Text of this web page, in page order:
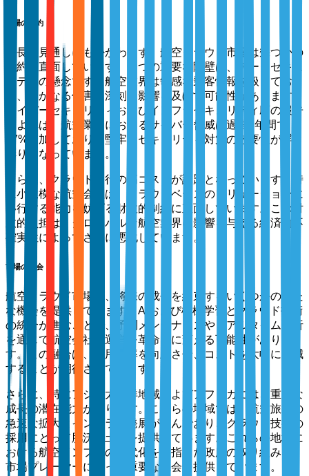
市場の制約
成長の見通しにもかかわらず、航空クラウド市場は幾つかの
制約に直面しています。一つの重要な障壁は、データセキュ
リティの懸念です。航空業界は敏感な乗客情報を扱ってお
り、いかなる侵害も深刻な影響を及ぼす可能性があります。
サイバーセキュリティおよびインフラセキュリティ庁の報告
によれば、航空業界におけるサイバー脅威は過去2年間で
27%増加しており、堅牢なセキュリティ対策の必要性が浮き
彫りになっています。
さらに、クラウド移行の高コストが課題となっています。特
に小規模な航空会社は、クラウドベースのソリューションに
移行する能力を妨げる財政的制約に直面しています。この財
政的負担は、グローバルな航空業界に影響を与える経済的不
確実性によってさらに悪化しています。
市場の機会
航空クラウド市場は、将来の成長を約束するいくつかの新た
な機会を提供しています。AIおよび機械学習とクラウド技術
の統合が進むことで、予測メンテナンスやリアルタイム分析
を通じて航空会社の運営を革命的に変える可能性がありま
す。この融合は、運用効率を向上させ、コストを大幅に削減
することが期待されています。
さらに、特にアジア太平洋地域およびアフリカには、重要な
成長の潜在能力があります。これらの地域では、航空旅行の
急速な拡大とインフラの発展が進んでおり、クラウド技術の
採用にとって肥沃な土壌を提供しています。これらの地域に
おける航空インフラの近代化を目指した政府の取り組みも、
市場プレーヤーにとって重要な機会を提供しています。